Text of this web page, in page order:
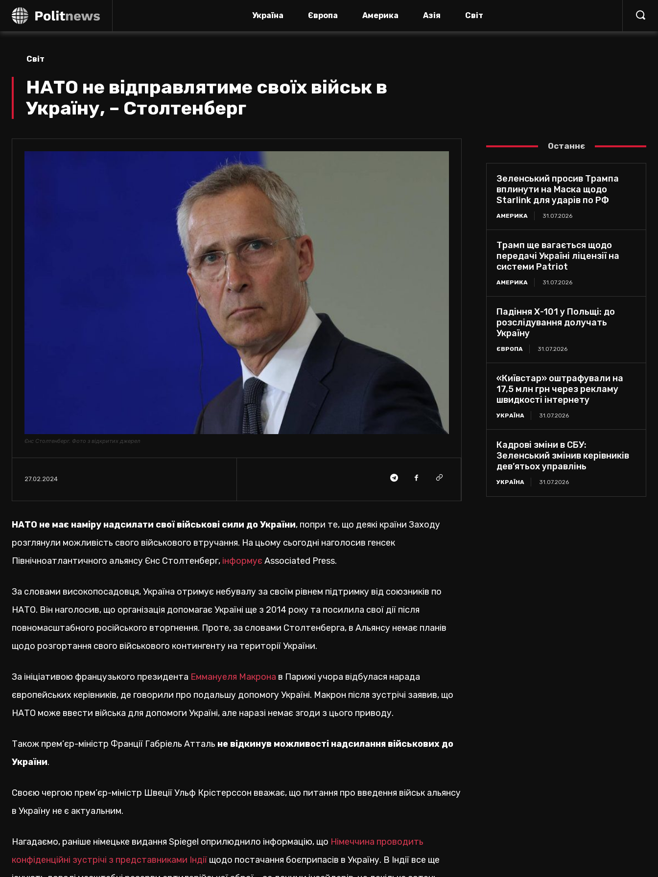
Україна Європа Америка Азія Світ
Світ
НАТО не відправлятиме своїх військ в
Україну, – Столтенберг
Єнс Столтенберг. Фото з відкритих джерел
27.02.2024
НАТО не має наміру надсилати свої військові сили до України, попри те, що деякі країни Заходу
розглянули можливість свого військового втручання. На цьому сьогодні наголосив генсек
Північноатлантичного альянсу Єнс Столтенберг, інформує Associated Press.
За словами високопосадовця, Україна отримує небувалу за своїм рівнем підтримку від союзників по
НАТО. Він наголосив, що організація допомагає Україні ще з 2014 року та посилила свої дії після
повномасштабного російського вторгнення. Проте, за словами Столтенберга, в Альянсу немає планів
щодо розгортання свого військового контингенту на території України.
За ініціативою французького президента Еммануеля Макрона в Парижі учора відбулася нарада
європейських керівників, де говорили про подальшу допомогу Україні. Макрон після зустрічі заявив, що
НАТО може ввести війська для допомоги Україні, але наразі немає згоди з цього приводу.
Також прем’єр-міністр Франції Габріель Атталь не відкинув можливості надсилання військових до
України.
Своєю чергою прем’єр-міністр Швеції Ульф Крістерссон вважає, що питання про введення військ альянсу
в Україну не є актуальним.
Нагадаємо, раніше німецьке видання Spiegel оприлюднило інформацію, що Німеччина проводить
конфіденційні зустрічі з представниками Індії щодо постачання боєприпасів в Україну. В Індії все ще
Останнє
Зеленський просив Трампа
вплинути на Маска щодо
Starlink для ударів по РФ
АМЕРИКА 31.07.2026
Трамп ще вагається щодо
передачі Україні ліцензії на
системи Patriot
АМЕРИКА 31.07.2026
Падіння Х-101 у Польщі: до
розслідування долучать
Україну
ЄВРОПА 31.07.2026
«Київстар» оштрафували на
17,5 млн грн через рекламу
швидкості інтернету
УКРАЇНА 31.07.2026
Кадрові зміни в СБУ:
Зеленський змінив керівників
дев’ятьох управлінь
УКРАЇНА 31.07.2026